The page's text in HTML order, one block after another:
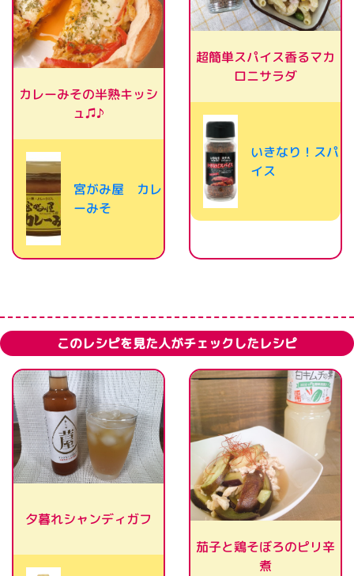
カレーみその半熟キッシ
ュ♫♪
宮がみ屋 カレ
ーみそ
超簡単スパイス香るマカ
ロニサラダ
いきなり！スパ
イス
このレシピを見た人がチェックしたレシピ
夕暮れシャンディガフ
茄子と鶏そぼろのピリ辛
煮